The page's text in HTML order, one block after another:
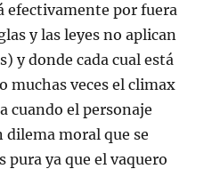
efectivamente por fuera
y las leyes no aplican
y donde cada cual está
muchas veces el climax
cuando el personaje
moral que se
pura ya que el vaquero